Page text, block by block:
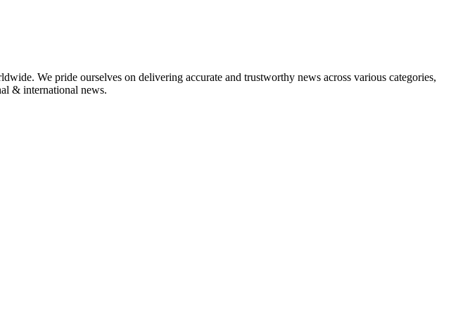
We pride ourselves on delivering accurate and trustworthy news across various categories,
& international news.